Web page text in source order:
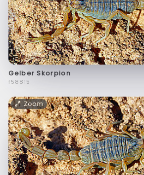
Gelber Skorpion
f58815
Zoom